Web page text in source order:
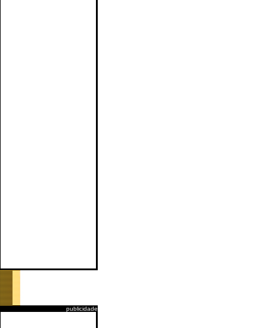
publicidade